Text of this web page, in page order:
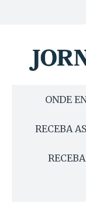
ONDE
RECEBA